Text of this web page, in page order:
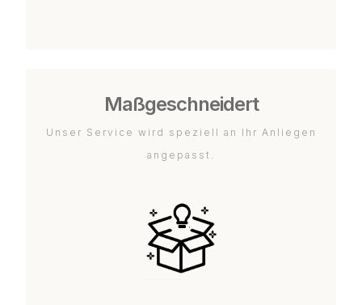
Maßgeschneidert
Unser Service wird speziell an Ihr Anliegen
angepasst.